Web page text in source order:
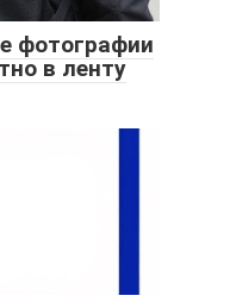
фотографии
в ленту